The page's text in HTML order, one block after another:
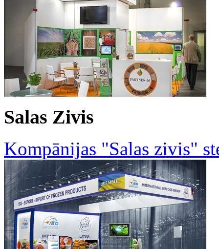
Salas Zivis
Kompānijas "Salas zivis"